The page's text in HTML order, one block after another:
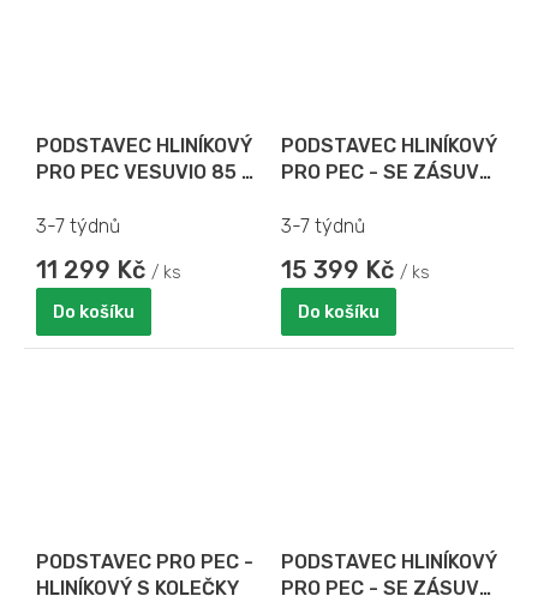
PODSTAVEC HLINÍKOVÝ
PRO PEC VESUVIO 85 x
3-7 týdnů
11 299 Kč / ks
Do košíku
PODSTAVEC HLINÍKOVÝ
PRO PEC - SE ZÁSUVY
VESUVIO 85 x 70
3-7 týdnů
15 399 Kč / ks
Do košíku
PODSTAVEC PRO PEC -
HLINÍKOVÝ S KOLEČKY
PODSTAVEC HLINÍKOVÝ
PRO PEC - SE ZÁSUVY